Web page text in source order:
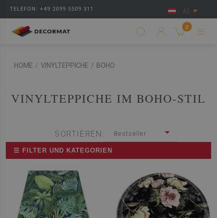
TELEFON: +49 2099 5509 311 AT
0
HOME / VINYLTEPPICHE / BOHO
VINYLTEPPICHE IM BOHO-STIL
SORTIEREN: Bestseller
☰ FILTER UND KATEGORIEN